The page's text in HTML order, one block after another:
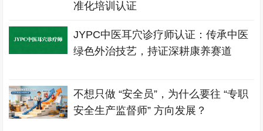
准化培训认证
JYPC中医耳穴诊疗师认证：传承中医
绿色外治技艺，持证深耕康养赛道
不想只做 “安全员”，为什么要往 “专职
安全生产监督师” 方向发展？